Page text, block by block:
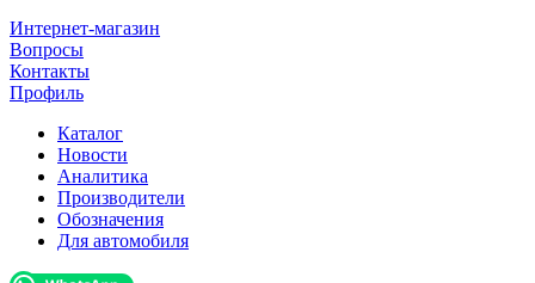
Интернет-магазин
Вопросы
Контакты
Профиль
Каталог
Новости
Аналитика
Производители
Обозначения
Для автомобиля